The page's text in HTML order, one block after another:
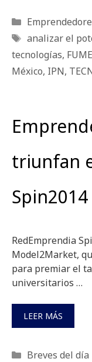
Categorías
Etiquetas
analizar el
tecnologías,
México, IPN,
triunfan
Spin2014
RedEmprendia
Model2Market,
para premiar el
universitarios …
LEER MÁS
Categorías
Breves del día